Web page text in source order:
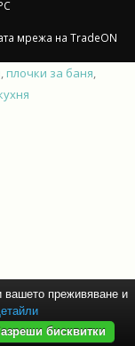
мрежа на TradeON
, плочки за баня,
вашето преживяване и
бисквитки